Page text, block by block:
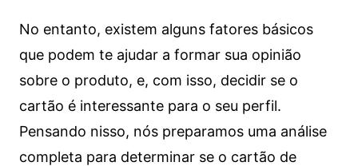
No entanto, existem alguns fatores básicos
que podem te ajudar a formar sua opinião
sobre o produto, e, com isso, decidir se o
cartão é interessante para o seu perfil.
Pensando nisso, nós preparamos uma análise
completa para determinar se o cartão de